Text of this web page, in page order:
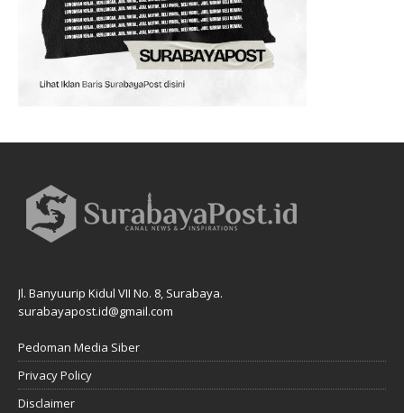
Jl. Banyuurip Kidul VII No. 8, Surabaya.
surabayapost.id@gmail.com
Pedoman Media Siber
Privacy Policy
Disclaimer